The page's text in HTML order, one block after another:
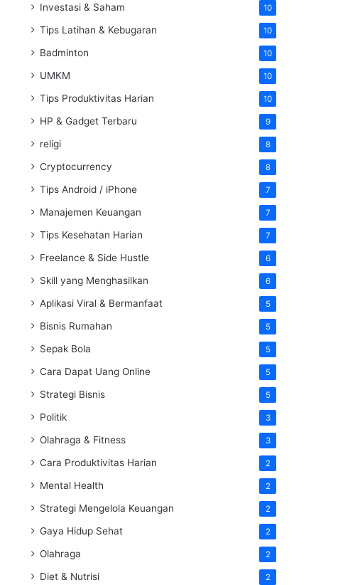
Investasi & Saham 10
Tips Latihan & Kebugaran 10
Badminton 10
UMKM 10
Tips Produktivitas Harian 10
HP & Gadget Terbaru 9
religi 8
Cryptocurrency 8
Tips Android / iPhone 7
Manajemen Keuangan 7
Tips Kesehatan Harian 7
Freelance & Side Hustle 6
Skill yang Menghasilkan 6
Aplikasi Viral & Bermanfaat 5
Bisnis Rumahan 5
Sepak Bola 5
Cara Dapat Uang Online 5
Strategi Bisnis 5
Politik 3
Olahraga & Fitness 3
Cara Produktivitas Harian 2
Mental Health 2
Strategi Mengelola Keuangan 2
Gaya Hidup Sehat 2
Olahraga 2
Diet & Nutrisi 2